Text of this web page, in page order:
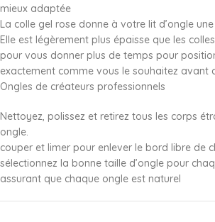
mieux adaptée
La colle gel rose donne à votre lit d’ongle
Elle est légèrement plus épaisse que les
pour vous donner plus de temps pour
exactement comme vous le souhaitez avant
Ongles de créateurs professionnels
Nettoyez, polissez et retirez tous les corps
ongle.
couper et limer pour enlever le bord libre de
sélectionnez la bonne taille d’ongle pour
assurant que chaque ongle est naturel